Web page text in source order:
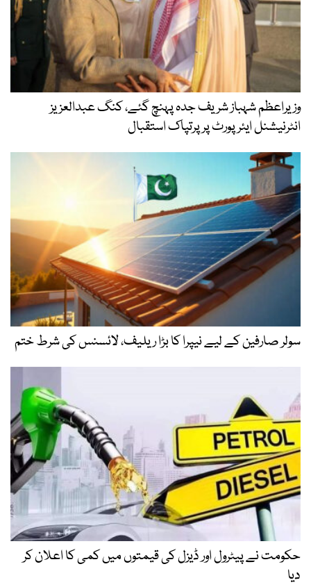
وزیراعظم شہباز شریف جدہ پہنچ گئے، کنگ عبدالعزیز
انٹرنیشنل ایئر پورٹ پر پرتپاک استقبال
سولر صارفین کے لیے نیپرا کا بڑا ریلیف، لائسنس کی شرط ختم
حکومت نے پیٹرول اور ڈیزل کی قیمتوں میں کمی کا اعلان کر
دیا